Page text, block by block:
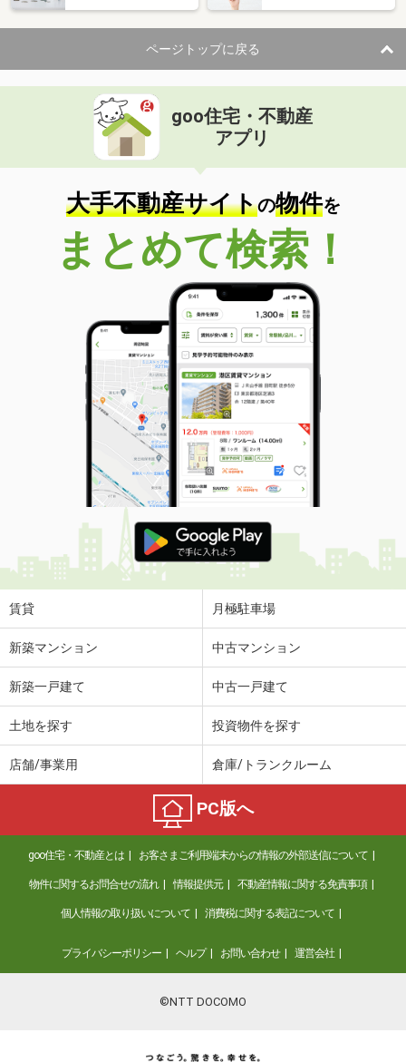
ページトップに戻る
goo住宅・不動産
アプリ
大手不動産サイトの物件を
まとめて検索！
賃貸 月極駐車場
新築マンション 中古マンション
新築一戸建て 中古一戸建て
土地を探す 投資物件を探す
店舗/事業用 倉庫/トランクルーム
PC版へ
goo住宅・不動産とは お客さまご利用端末からの情報の外部送信について
物件に関するお問合せの流れ 情報提供元 不動産情報に関する免責事項
個人情報の取り扱いについて 消費税に関する表記について
プライバシーポリシー ヘルプ お問い合わせ 運営会社
©NTT DOCOMO